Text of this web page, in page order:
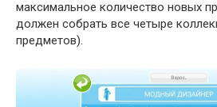
максимальное количество новых
должен собрать все четыре
предметов).